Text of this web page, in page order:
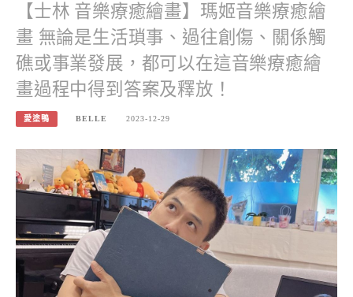
【士林 音樂療癒繪畫】瑪姬音樂療癒繪
畫 無論是生活瑣事、過往創傷、關係觸
礁或事業發展，都可以在這音樂療癒繪
畫過程中得到答案及釋放！
愛塗鴨 BELLE 2023-12-29